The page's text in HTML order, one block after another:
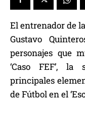
El entrenador de
Gustavo
personajes que
‘Caso FEF’, la
principales
de Fútbol en el